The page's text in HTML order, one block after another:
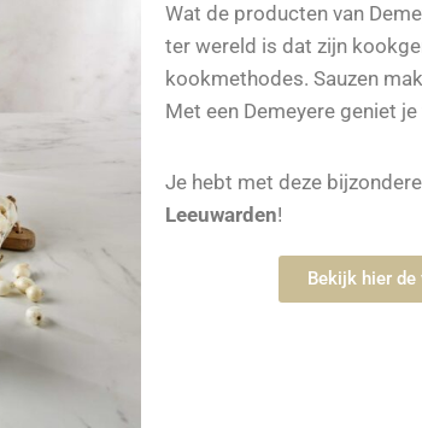
Wat de producten van
ter wereld is dat zijn
kookmethodes. Sauzen
Met een Demeyere geniet
Je hebt met deze bijzondere
Leeuwarden!
Bekijk hier de